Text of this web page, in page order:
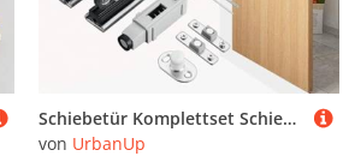
Schiebetür Komplettset Schiebetürbeschlagsatz mit Push-to-Open-Funktion und Sanftem Schließen, Platzsparender Beschlagsatz für Schiebetürenschrank, Schiebetürführung(Black,211cm/83in)
von UrbanUp